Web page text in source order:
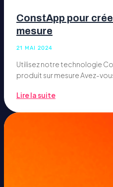
ConstApp pour
mesure
21 MAI 2024
Utilisez notre technologie
produit sur mesure Avez-
Lire la suite